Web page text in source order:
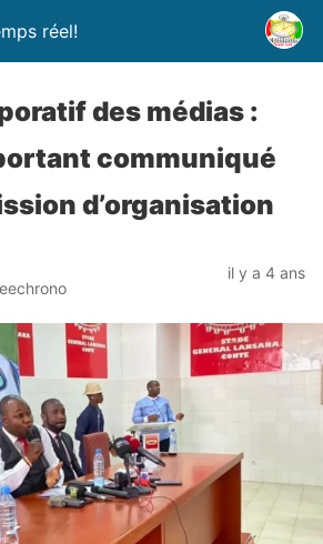
réel!
des médias :
communiqué
d’organisation
il y a 4 ans